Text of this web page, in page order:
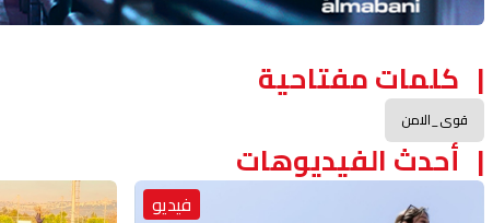
كلمات مفتاحية
قوى_الامن
أحدث الفيديوهات
فيديو